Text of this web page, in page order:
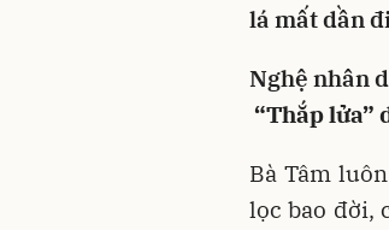
lá mất dần
Nghệ nhân
“Thắp lửa”
Bà Tâm
lọc bao đời,